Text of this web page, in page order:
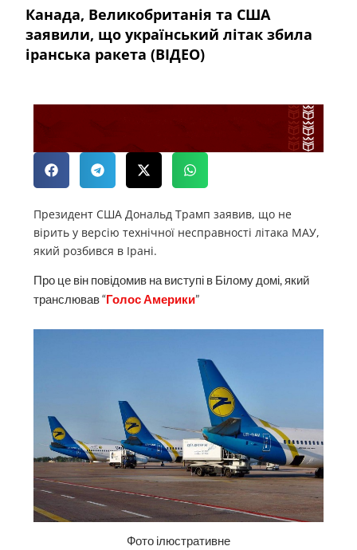
Канада, Великобританія та США
заявили, що український літак збила
іранська ракета (ВІДЕО)
Президент США Дональд Трамп заявив, що не
вірить у версію технічної несправності літака МАУ,
який розбився в Ірані.
Про це він повідомив на виступі в Білому домі, який
транслював “Голос Америки”
Фото ілюстративне